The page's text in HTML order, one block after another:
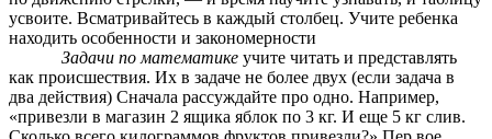
усвоите. Всматривайтесь в каждый столбец. Учите ребенка
находить особенности и закономерности
Задачи по математике учите читать и представлять
как происшествия. Их в задаче не более двух (если задача в
два действия) Сначала рассуждайте про одно. Например,
«привезли в магазин 2 ящика яблок по 3 кг. И еще 5 кг слив.